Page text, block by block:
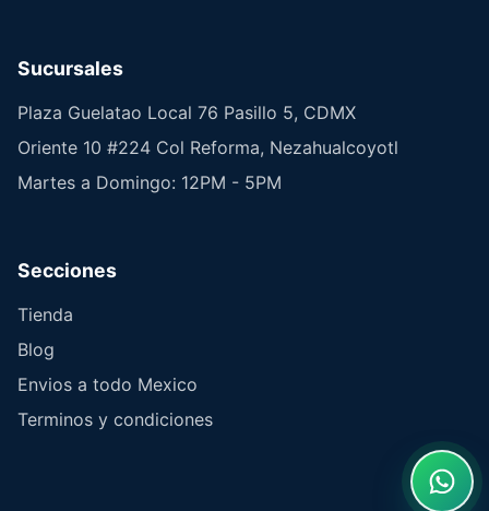
Sucursales
Plaza Guelatao Local 76 Pasillo 5, CDMX
Oriente 10 #224 Col Reforma, Nezahualcoyotl
Martes a Domingo: 12PM - 5PM
Secciones
Tienda
Blog
Envios a todo Mexico
Terminos y condiciones